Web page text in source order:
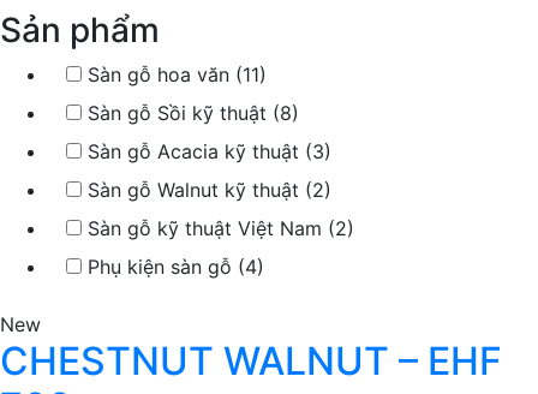
Sản phẩm
Sàn gỗ hoa văn (11)
Sàn gỗ Sồi kỹ thuật (8)
Sàn gỗ Acacia kỹ thuật (3)
Sàn gỗ Walnut kỹ thuật (2)
Sàn gỗ kỹ thuật Việt Nam (2)
Phụ kiện sàn gỗ (4)
New
CHESTNUT WALNUT – EHF